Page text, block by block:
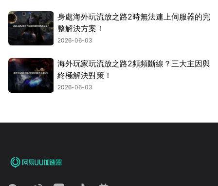
身處海外玩流放之路2時無法連上伺服器的完
整解決方案！
2026-06-03
海外玩家玩流放之路2頻頻斷線？三大主因與
終極解決對策！
2026-06-03